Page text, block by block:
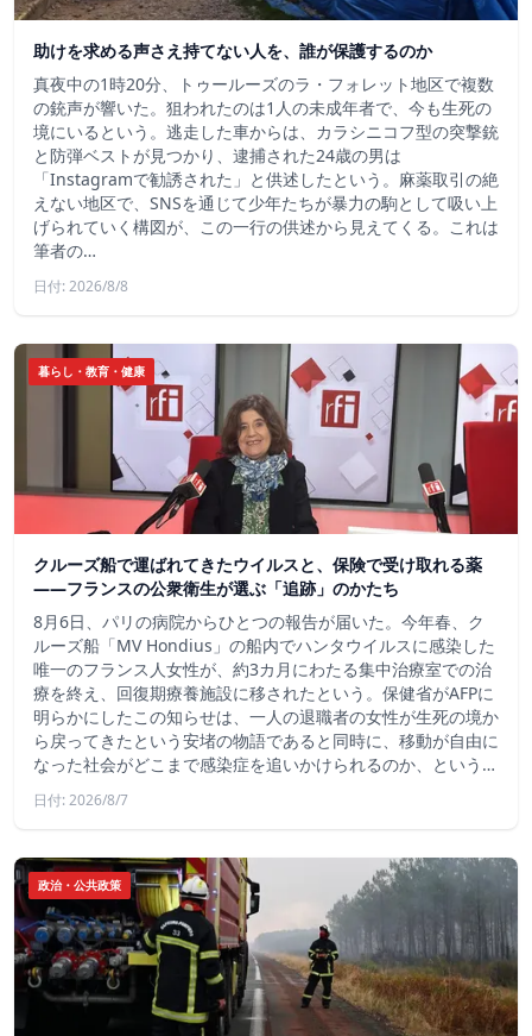
助けを求める声さえ持てない人を、誰が保護するのか
真夜中の1時20分、トゥールーズのラ・フォレット地区で複数
の銃声が響いた。狙われたのは1人の未成年者で、今も生死の
境にいるという。逃走した車からは、カラシニコフ型の突撃銃
と防弾ベストが見つかり、逮捕された24歳の男は
「Instagramで勧誘された」と供述したという。麻薬取引の絶
えない地区で、SNSを通じて少年たちが暴力の駒として吸い上
げられていく構図が、この一行の供述から見えてくる。これは
筆者の…
日付: 2026/8/8
暮らし・教育・健康
クルーズ船で運ばれてきたウイルスと、保険で受け取れる薬
――フランスの公衆衛生が選ぶ「追跡」のかたち
8月6日、パリの病院からひとつの報告が届いた。今年春、ク
ルーズ船「MV Hondius」の船内でハンタウイルスに感染した
唯一のフランス人女性が、約3カ月にわたる集中治療室での治
療を終え、回復期療養施設に移されたという。保健省がAFPに
明らかにしたこの知らせは、一人の退職者の女性が生死の境か
ら戻ってきたという安堵の物語であると同時に、移動が自由に
なった社会がどこまで感染症を追いかけられるのか、という…
日付: 2026/8/7
政治・公共政策